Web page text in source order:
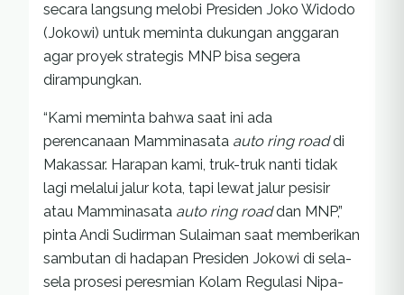
secara langsung melobi Presiden Joko Widodo
(Jokowi) untuk meminta dukungan anggaran
agar proyek strategis MNP bisa segera
dirampungkan.
“Kami meminta bahwa saat ini ada
perencanaan Mamminasata auto ring roaddi
Makassar. Harapan kami, truk-truk nanti tidak
lagi melalui jalur kota, tapi lewat jalur pesisir
atau Mamminasata auto ring roaddan MNP,”
pinta Andi Sudirman Sulaiman saat memberikan
sambutan di hadapan Presiden Jokowi di sela-
sela prosesi peresmian Kolam Regulasi Nipa-